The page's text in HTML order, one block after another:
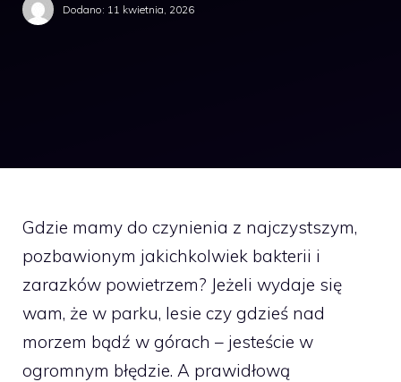
Dodano: 11 kwietnia, 2026
Gdzie mamy do czynienia z najczystszym,
pozbawionym jakichkolwiek bakterii i
zarazków powietrzem? Jeżeli wydaje się
wam, że w parku, lesie czy gdzieś nad
morzem bądź w górach – jesteście w
ogromnym błędzie. A prawidłową